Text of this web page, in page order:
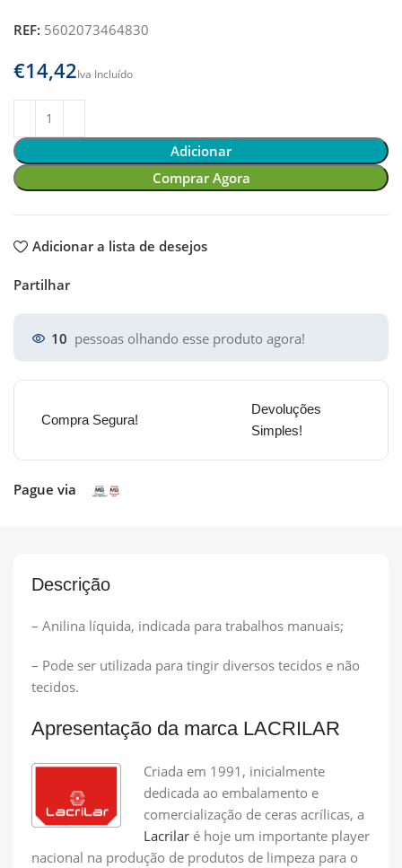
REF: 5602073464830
€
Adicionar
Comprar Agora
Adicionar a lista de desejos
Partilhar
10 pessoas olhando esse produto agora!
Compra Segura!
Devoluções
Simples!
Pague via
Descrição
– Anilina líquida, indicada para trabalhos manuais;
– Pode ser utilizada para tingir diversos tecidos e não
tecidos.
Apresentação da marca LACRILAR
Criada em 1991, inicialmente
dedicada ao embalamento e
comercialização de ceras acrílicas, a
Lacrilar é hoje um importante player
nacional na produção de produtos de limpeza para o